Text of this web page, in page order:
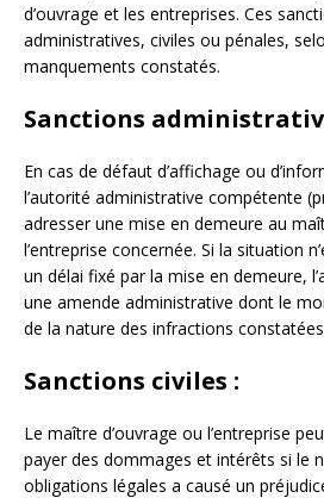
d’ouvrage et les entreprises. Ces
administratives, civiles ou pénales,
manquements constatés.
Sanctions
En cas de défaut d’affichage ou
l’autorité administrative compétente
adresser une mise en demeure au
l’entreprise concernée. Si la situation
un délai fixé par la mise en demeure,
une amende administrative dont le
de la nature des infractions
Sanctions civiles :
Le maître d’ouvrage ou l’entreprise
payer des dommages et intérêts si le
obligations légales a causé un